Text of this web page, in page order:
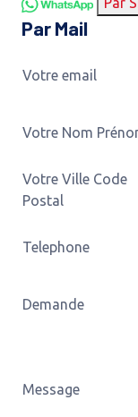
Par Mail
Votre email
Votre Nom
Votre Ville Code
Postal
Telephone
Demande
Message